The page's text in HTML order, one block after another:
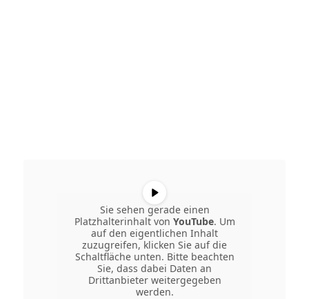
Sie sehen gerade einen
Platzhalterinhalt von YouTube. Um
auf den eigentlichen Inhalt
zuzugreifen, klicken Sie auf die
Schaltfläche unten. Bitte beachten
Sie, dass dabei Daten an
Drittanbieter weitergegeben
werden.